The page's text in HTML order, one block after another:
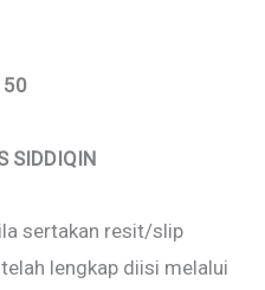
50
SIDDIQIN
sertakan resit/slip
lengkap diisi melalui